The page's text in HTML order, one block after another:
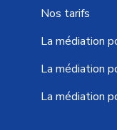
Nos tarifs
La médiation
La médiation
La médiation